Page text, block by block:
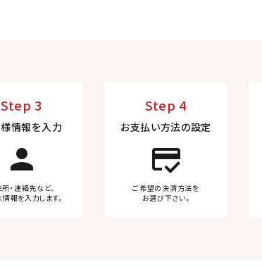
Step 3
情報を入力
person
・連絡先など、
報を入力します。
Step 4
お支払い方法の設定
credit_score
ご希望の決済方法を
お選び下さい。